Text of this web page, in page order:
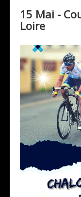
Club
Evénements
Adhésion
Ecole de vélo
Cyclisme
VTT
Partenaires
Contact
15 Mai -
Loire